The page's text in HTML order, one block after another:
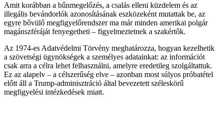
Amit korábban a bűnmegelőzés, a csalás elleni küzdelem és az
illegális bevándorlók azonosításának eszközeként mutattak be, az
egyre bővülő megfigyelőrendszer ma már minden amerikai polgár
magánszféráját fenyegetheti – figyelmeztetnek a szakértők.
Az 1974-es Adatvédelmi Törvény meghatározza, hogyan kezelhetik
a szövetségi ügynökségek a személyes adatainkat: az információt
csak arra a célra lehet felhasználni, amelyre eredetileg szolgáltattuk.
Ez az alapelv – a célszerűség elve – azonban most súlyos próbatétel
előtt áll a Trump-adminisztráció által bevezetett széleskörű
megfigyelési intézkedések miatt.